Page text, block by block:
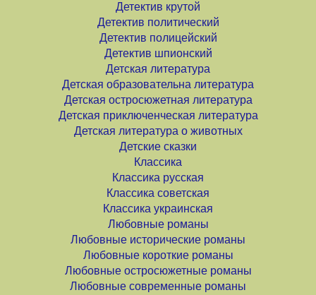
Детектив крутой
Детектив политический
Детектив полицейский
Детектив шпионский
Детская литература
Детская образовательна литература
Детская остросюжетная литература
Детская приключенческая литература
Детская литература о животных
Детские сказки
Классика
Классика русская
Классика советская
Классика украинская
Любовные романы
Любовные исторические романы
Любовные короткие романы
Любовные остросюжетные романы
Любовные современные романы